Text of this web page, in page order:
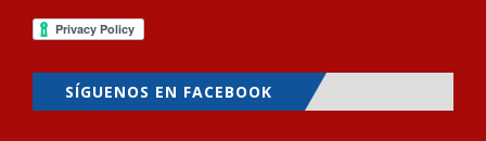
SÍGUENOS EN FACEBOOK